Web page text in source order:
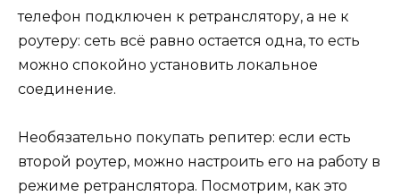
телефон подключен к ретранслятору, а не к
роутеру: сеть всё равно остается одна, то есть
можно спокойно установить локальное
соединение.
Необязательно покупать репитер: если есть
второй роутер, можно настроить его на работу в
режиме ретранслятора. Посмотрим, как это